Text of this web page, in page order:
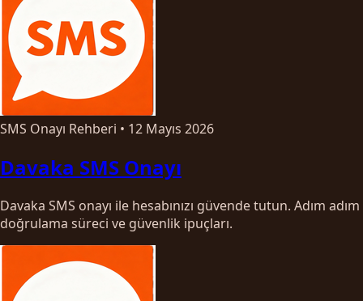
SMS Onayı Rehberi • 12 Mayıs 2026
Davaka SMS Onayı
Davaka SMS onayı ile hesabınızı güvende tutun. Adım adım
doğrulama süreci ve güvenlik ipuçları.